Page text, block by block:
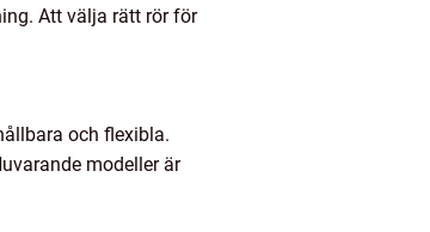
Att välja rätt rör för
och flexibla.
modeller är